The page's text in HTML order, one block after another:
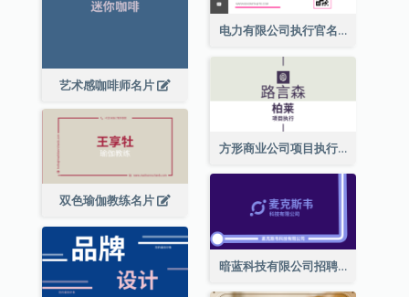
艺术感咖啡师名片
电力有限公司执行官名片
方形商业公司项目执行总监名片
双色瑜伽教练名片
暗蓝科技有限公司招聘经理名片